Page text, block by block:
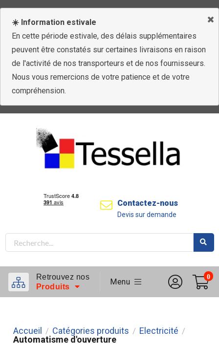
☀️ Information estivale
En cette période estivale, des délais supplémentaires
peuvent être constatés sur certaines livraisons en raison
de l'activité de nos transporteurs et de nos fournisseurs.
Nous vous remercions de votre patience et de votre
compréhension.
Contactez-nous
Devis sur demande
Retrouvez nos
Produits
Menu
0
Accueil / Catégories produits / Electricité /
Automatisme d'ouverture